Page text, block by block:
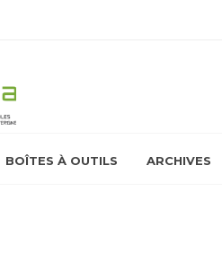
BOÎTES À OUTILS ARCHIVES